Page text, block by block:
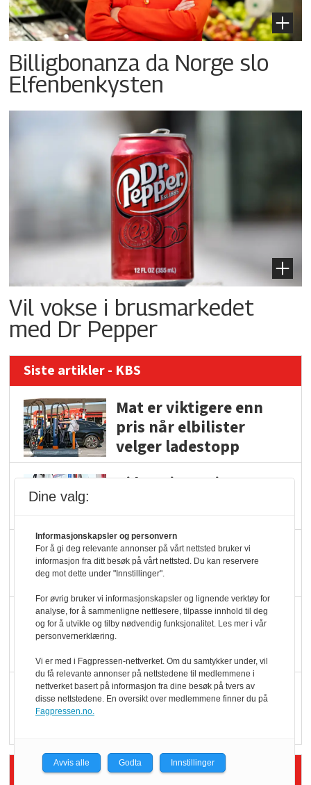
Billigbonanza da Norge slo
Elfenbenkysten
Vil vokse i brusmarkedet
med Dr Pepper
Siste artikler - KBS
Mat er viktigere enn
pris når elbilister
velger ladestopp
Ti bensinstasjoner
Potetball, kylling og 98
oktan
KBS-bransjen i
endring: Stadig større
serveringstilbud
Vokser med ferdigmat
Siste artikler - Butikk i praksis
Dine valg:
Informasjonskapsler og personvern
For å gi deg relevante annonser på vårt nettsted bruker vi
informasjon fra ditt besøk på vårt nettsted. Du kan reservere
deg mot dette under "Innstillinger".
For øvrig bruker vi informasjonskapsler og lignende verktøy for
analyse, for å sammenligne nettlesere, tilpasse innhold til deg
og for å utvikle og tilby nødvendig funksjonalitet. Les mer i vår
personvernerklæring.
Vi er med i Fagpressen-nettverket. Om du samtykker under, vil
du få relevante annonser på nettstedene til medlemmene i
nettverket basert på informasjon fra dine besøk på tvers av
disse nettstedene. En oversikt over medlemmene finner du på
Fagpressen.no.
Avvis alle Godta Innstillinger